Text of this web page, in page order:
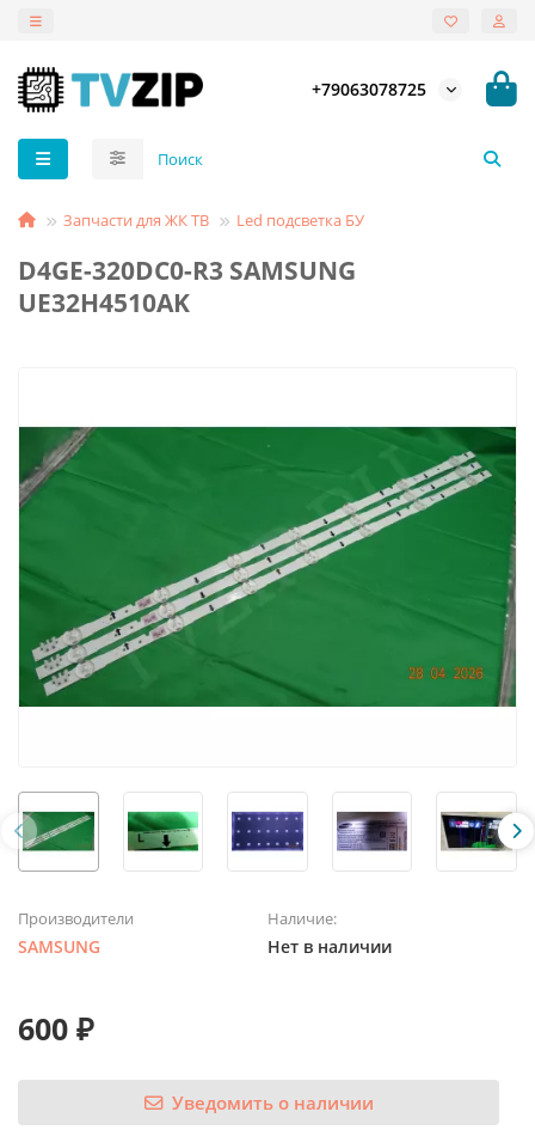
+79063078725
Запчасти для ЖК ТВ Led подсветка БУ
D4GE-320DC0-R3 SAMSUNG
UE32H4510AK
Производители
SAMSUNG
Наличие:
Нет в наличии
600 ₽
Уведомить о наличии